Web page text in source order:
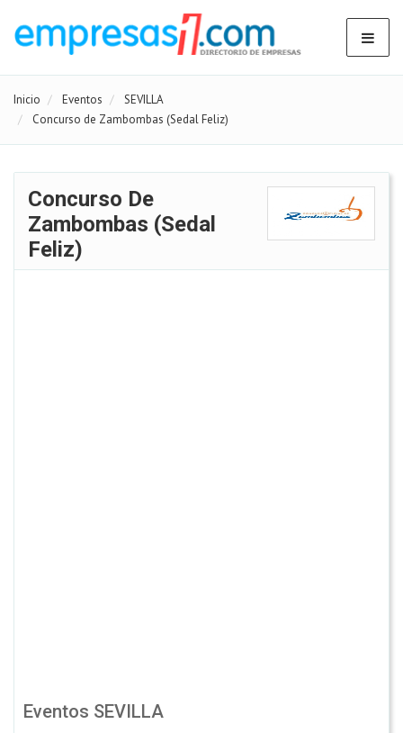
Inicio Eventos
SEVILLA
Concurso de Zambombas (Sedal Feliz)
Concurso De
Zambombas (Sedal
Feliz)
Eventos SEVILLA